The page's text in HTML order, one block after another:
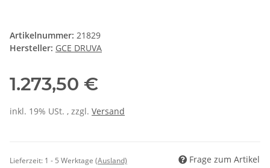
Artikelnummer: 21829
Hersteller: GCE DRUVA
1.273,50 €
inkl. 19% USt. , zzgl. Versand
Lieferzeit: 1 - 5 Werktage (Ausland) Frage zum Artikel